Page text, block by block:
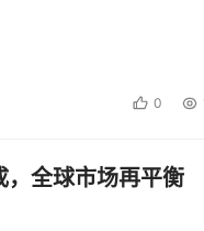
云联合发起“物联网百校
高校大学生进行“阿里
0
全球市场再平衡